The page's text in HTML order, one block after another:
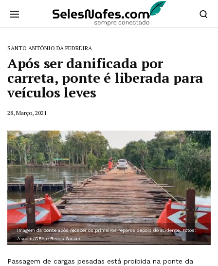
SANTO ANTÔNIO DA PEDREIRA
Após ser danificada por
carreta, ponte é liberada para
veículos leves
28, Março, 2021
Imagem da ponte após receber os primeiros reparos depois do acidente. Fotos:
Ascom/GEA e Redes Sociais
Passagem de cargas pesadas está proibida na ponte da